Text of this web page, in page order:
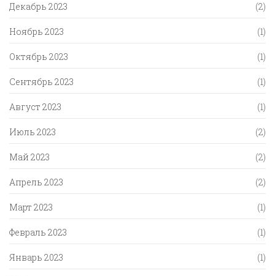
Декабрь 2023 (2)
Ноябрь 2023 (1)
Октябрь 2023 (1)
Сентябрь 2023 (1)
Август 2023 (1)
Июль 2023 (2)
Май 2023 (2)
Апрель 2023 (2)
Март 2023 (1)
Февраль 2023 (1)
Январь 2023 (1)